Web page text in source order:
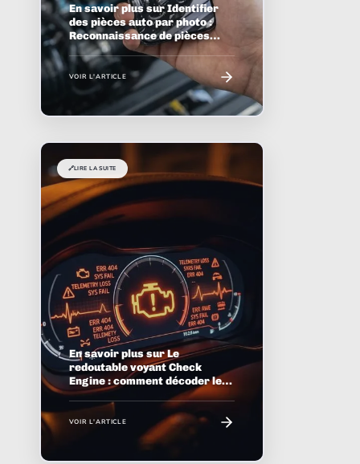
En savoir plus sur Identifier
des pièces auto par photo :
Reconnaissance de pièces
assistée par IA
VOIR L'ARTICLE
🔗LIRE LA SUITE
En savoir plus sur Le
redoutable voyant Check
Engine : comment décoder les
codes d'erreur OBD2 sans
perdre la tête
VOIR L'ARTICLE